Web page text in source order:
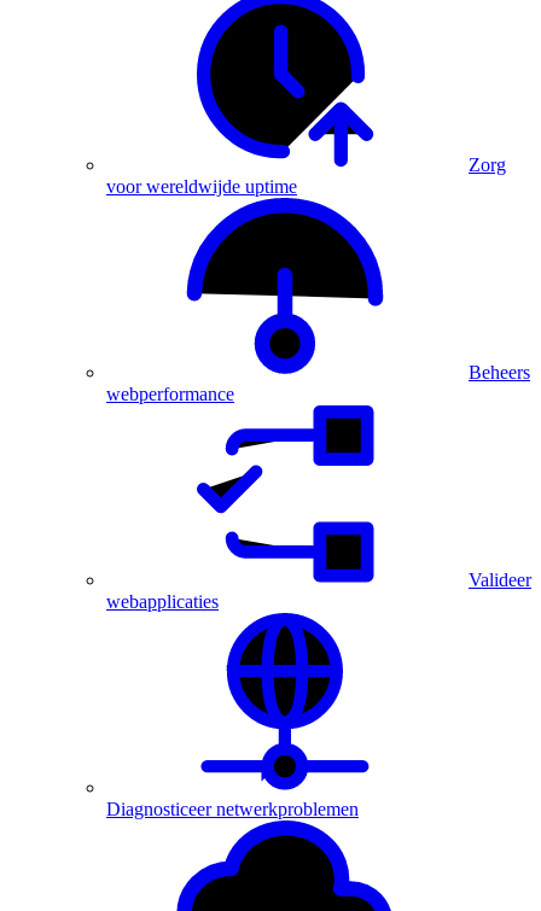
Zorg
voor wereldwijde uptime
Beheers
webperformance
Valideer
webapplicaties
Diagnosticeer netwerkproblemen